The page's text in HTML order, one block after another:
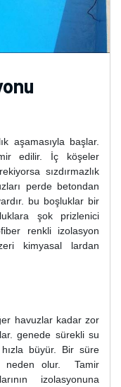
aşamasıyla başlar.
edilir. İç köşeler
sızdırmazlık
perde betondan
bu boşluklar bir
şok prizlenici
renkli izolasyon
kimyasal lardan
havuzlar kadar zor
genede sürekli su
büyür. Bir süre
neden olur. Tamir
izolasyonuna